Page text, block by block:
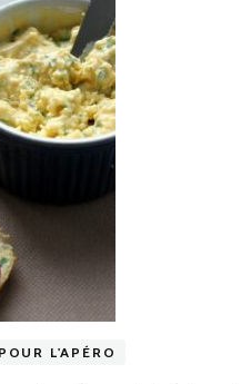
POUR L'APÉRO